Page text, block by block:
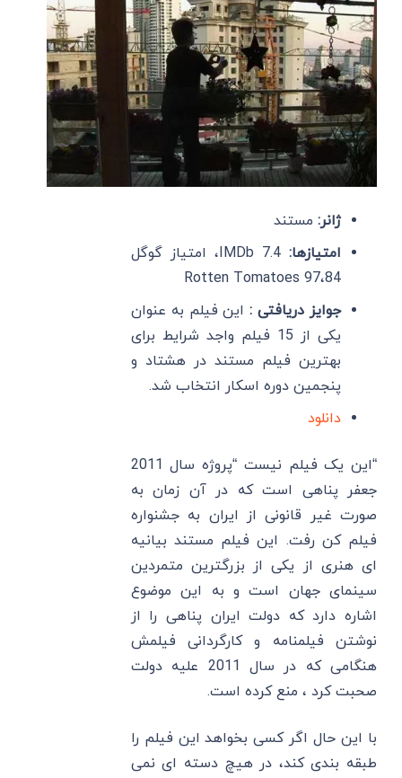
ژانر: مستند
امتیازها:
IMDb 7.4، امتیاز گوگل
84،Rotten Tomatoes 97
جوایز دریافتی : این فیلم به عنوان
یکی از 15 فیلم واجد شرایط برای
بهترین فیلم مستند در هشتاد و
پنجمین دوره اسکار انتخاب شد.
دانلود
“این یک فیلم نیست “پروژه سال 2011
جعفر پناهی است که در آن زمان به
صورت غیر قانونی از ایران به جشنواره
فیلم کن رفت. این فیلم مستند بیانیه
ای هنری از یکی از بزرگترین متمردین
سینمای جهان است و به این موضوع
اشاره دارد که دولت ایران پناهی را از
نوشتن فیلمنامه و کارگردانی فیلمش
هنگامی که در سال 2011 علیه دولت
صحبت کرد ، منع کرده است.
با این حال اگر کسی بخواهد این فیلم را
طبقه بندی کند، در هیچ دسته ای نمی